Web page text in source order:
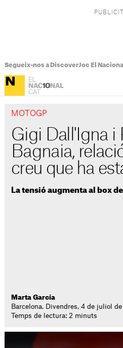
Segueix-nos a DiscoverJoc El Nacional
MOTOGP
Gigi Dall'Igna i
Bagnaia,
creu que ha
La tensió augmenta al box
Marta García
Barcelona. Divendres, 4 de juliol
Temps de lectura: 2 minuts